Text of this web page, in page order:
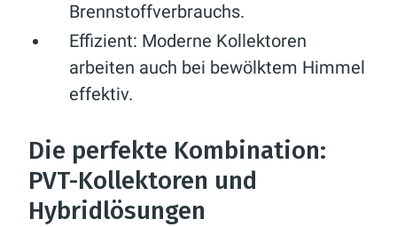
Brennstoffverbrauchs.
Effizient: Moderne Kollektoren
arbeiten auch bei bewölktem Himmel
effektiv.
Die perfekte Kombination:
PVT-Kollektoren und
Hybridlösungen